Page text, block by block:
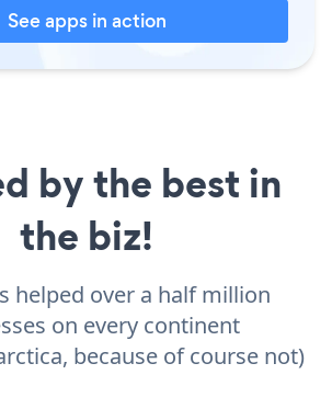
See apps in action
by the best in
the biz!
helped over a half million
on every continent
because of course not)